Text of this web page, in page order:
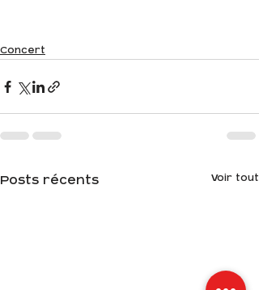
Concert
Posts récents Voir tout